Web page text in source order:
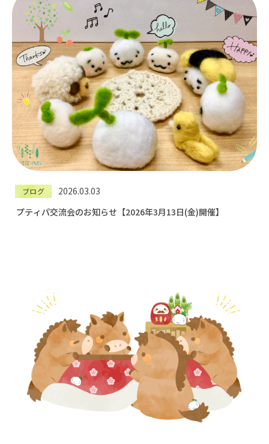
ブログ
2026.03.03
プティパ交流会のお知らせ【2026年3月13日(金)開催】